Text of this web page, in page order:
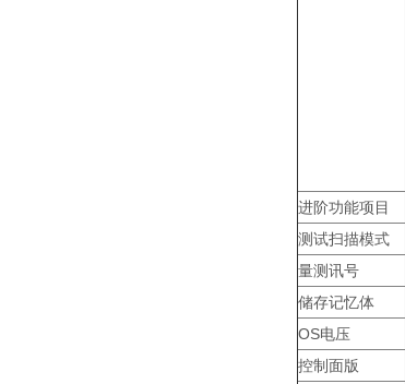
进阶功能项目
测试扫描模式
量测讯号
储存记忆体
OS电压
控制面版